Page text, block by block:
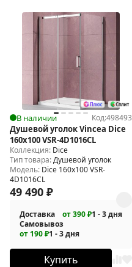
В наличии Код:498493
Душевой уголок Vincea Dice
160x100 VSR-4D1016CL
Коллекция: Dice
Тип товара:Душевой уголок
Модель: Dice 160x100 VSR-
4D1016CL
49 490 ₽
Доставка от 390 ₽1 - 3 дня
Самовывоз
от 190 ₽1 - 3 дня
Купить